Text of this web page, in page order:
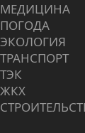
МЕДИЦИНА
ПОГОДА
ЭКОЛОГИЯ
ТРАНСПОРТ
ТЭК
ЖКХ